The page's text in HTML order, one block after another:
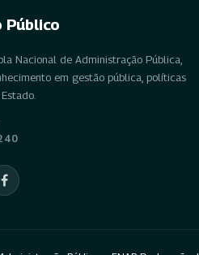
Público
Nacional de Administração Pública,
em gestão pública, políticas